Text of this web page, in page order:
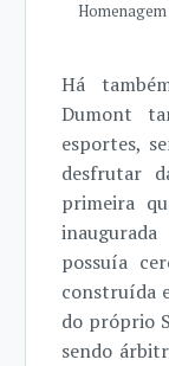
Há
Dumont
esportes,
desfrutar
primeira
possuía
construída
do próprio
sendo